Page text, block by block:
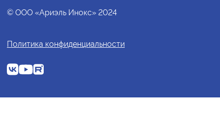
© ООО «Ариэль Инокс» 2024
Политика конфиденциальности